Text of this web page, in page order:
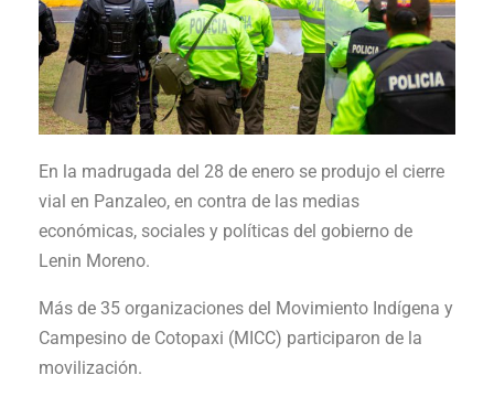
En la madrugada del 28 de enero se produjo el cierre
vial en Panzaleo, en contra de las medias
económicas, sociales y políticas del gobierno de
Lenin Moreno.
Más de 35 organizaciones del Movimiento Indígena y
Campesino de Cotopaxi (MICC) participaron de la
movilización.